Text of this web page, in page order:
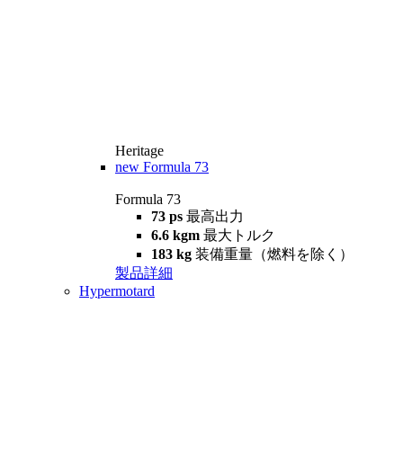
Heritage
new Formula 73
Formula 73
73 ps 最高出力
6.6 kgm 最大トルク
183 kg 装備重量（燃料を除く）
製品詳細
Hypermotard